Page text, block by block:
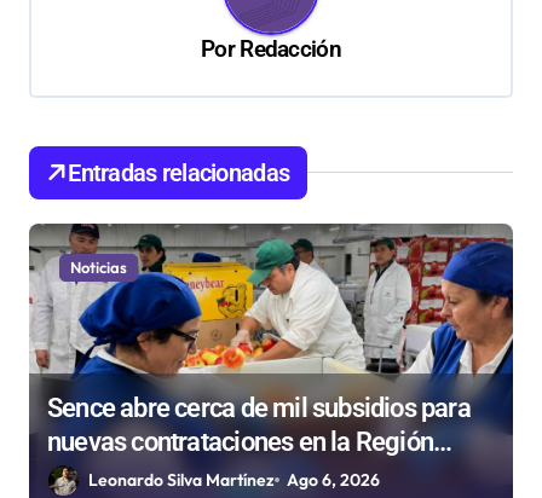
ó
e
e
n
t
r
PorRedacción
Entradas relacionadas
Noticias
Sence abre cerca de mil subsidios para
nuevas contrataciones en la Región
Antofagasta
Leonardo Silva Martínez Ago 6, 2026